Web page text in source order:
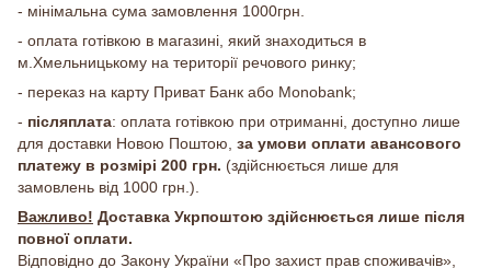
- мінімальна сума замовлення 1000грн.
- оплата готівкою в магазині, який знаходиться в
м.Хмельницькому на території речового ринку;
- переказ на карту Приват Банк або Monobank;
- післяплата: оплата готівкою при отриманні, доступно лише
для доставки Новою Поштою, за умови оплати авансового
платежу в розмірі 200 грн. (здійснюється лише для
замовлень від 1000 грн.).
Важливо! Доставка Укрпоштою здійснюється лише після
повної оплати.
Відповідно до Закону України «Про захист прав споживачів»,